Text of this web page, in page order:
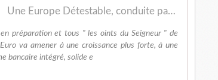
Une Europe Détestable, conduite par des gens méprisables.
préparation et tous " les oints du Seigneur " de
va amener à une croissance plus forte, à une
bancaire intégré, solide e